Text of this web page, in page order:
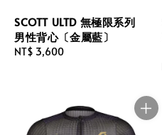
SCOTT ULTD 無極限系列
男性背心〔金屬藍〕
Regular
NT$ 3,600